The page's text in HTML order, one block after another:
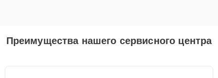
Преимущества нашего сервисного центра